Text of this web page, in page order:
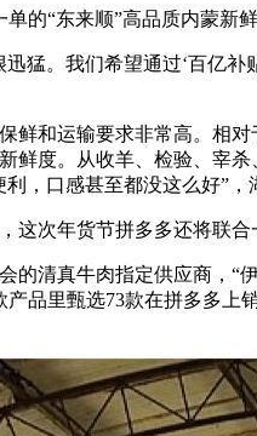
的“东来顺”高品质内蒙新
猛。我们希望通过‘百亿
鲜和运输要求非常高。相
鲜度。从收羊、检验、宰
，口感甚至都没这么好”，
这次年货节拼多多还将联
的清真牛肉指定供应商，“
品里甄选73款在拼多多